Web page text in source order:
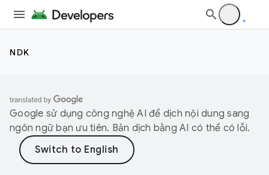
NDK
Google sử dụng công nghệ AI để dịch nội dung sang
ngôn ngữ bạn ưu tiên. Bản dịch bằng AI có thể có lỗi.